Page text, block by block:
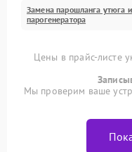
Замена парошланга утюга
парогенератора
Цены в прайс-листе
Мы проверим ваше